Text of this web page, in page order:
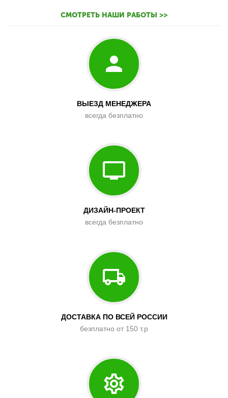
СМОТРЕТЬ НАШИ РАБОТЫ >>
ВЫЕЗД МЕНЕДЖЕРА
всегда безплатно
ДИЗАЙН-ПРОЕКТ
всегда безплатно
ДОСТАВКА ПО ВСЕЙ РОССИИ
безплатно от 150 т.р